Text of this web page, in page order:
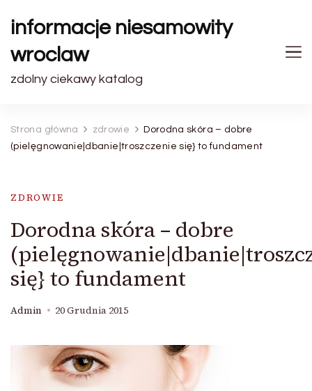
informacje niesamowity
wroclaw
zdolny ciekawy katalog
Strona główna zdrowie
Dorodna skóra – dobre
(pielęgnowanie|dbanie|troszczenie się} to fundament
ZDROWIE
Dorodna skóra – dobre
się} to fundament
Admin 20 Grudnia 2015